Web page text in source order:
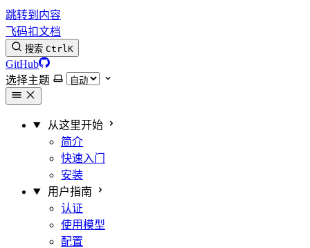
跳转到内容
飞码扣文档
搜索 CtrlK
GitHub
选择主题
从这里开始
简介
快速入门
安装
用户指南
认证
使用模型
配置